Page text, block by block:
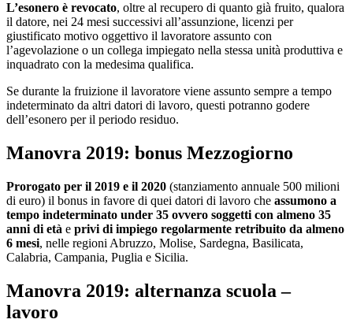
L’esonero è revocato, oltre al recupero di quanto già fruito, qualora
il datore, nei 24 mesi successivi all’assunzione, licenzi per
giustificato motivo oggettivo il lavoratore assunto con
l’agevolazione o un collega impiegato nella stessa unità produttiva e
inquadrato con la medesima qualifica.
Se durante la fruizione il lavoratore viene assunto sempre a tempo
indeterminato da altri datori di lavoro, questi potranno godere
dell’esonero per il periodo residuo.
Manovra 2019: bonus Mezzogiorno
Prorogato per il 2019 e il 2020 (stanziamento annuale 500 milioni
di euro) il bonus in favore di quei datori di lavoro che assumono a
tempo indeterminato under 35 ovvero soggetti con almeno 35
anni di età e privi di impiego regolarmente retribuito da almeno
6 mesi, nelle regioni Abruzzo, Molise, Sardegna, Basilicata,
Calabria, Campania, Puglia e Sicilia.
Manovra 2019: alternanza scuola –
lavoro